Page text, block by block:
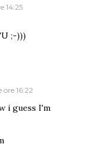
14:25
;-)))
ore 16:22
i guess I'm